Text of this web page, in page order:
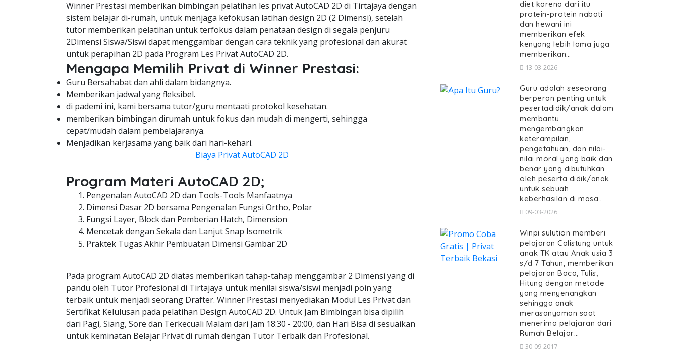
Winner Prestasi memberikan bimbingan pelatihan les privat AutoCAD 2D di Tirtajaya dengan
sistem belajar di-rumah, untuk menjaga kefokusan latihan design 2D (2 Dimensi), setelah
tutor memberikan pelatihan untuk terfokus dalam penataan design di segala penjuru
2Dimensi Siswa/Siswi dapat menggambar dengan cara teknik yang profesional dan akurat
untuk perapihan 2D pada Program Les Privat AutoCAD 2D.
Mengapa Memilih Privat di Winner Prestasi:
Guru Bersahabat dan ahli dalam bidangnya.
Memberikan jadwal yang fleksibel.
di pademi ini, kami bersama tutor/guru mentaati protokol kesehatan.
memberikan bimbingan dirumah untuk fokus dan mudah di mengerti, sehingga
cepat/mudah dalam pembelajaranya.
Menjadikan kerjasama yang baik dari hari-kehari.
Biaya Privat AutoCAD 2D
Program Materi AutoCAD 2D;
Pengenalan AutoCAD 2D dan Tools-Tools Manfaatnya
Dimensi Dasar 2D bersama Pengenalan Fungsi Ortho, Polar
Fungsi Layer, Block dan Pemberian Hatch, Dimension
Mencetak dengan Sekala dan Lanjut Snap Isometrik
Praktek Tugas Akhir Pembuatan Dimensi Gambar 2D
Pada program AutoCAD 2D diatas memberikan tahap-tahap menggambar 2 Dimensi yang di
pandu oleh Tutor Profesional di Tirtajaya untuk menilai siswa/siswi menjadi poin yang
terbaik untuk menjadi seorang Drafter. Winner Prestasi menyediakan Modul Les Privat dan
Sertifikat Kelulusan pada pelatihan Design AutoCAD 2D. Untuk Jam Bimbingan bisa dipilih
dari Pagi, Siang, Sore dan Terkecuali Malam dari Jam 18:30 - 20:00, dan Hari Bisa di sesuaikan
untuk keminatan Belajar Privat di rumah dengan Tutor Terbaik dan Profesional.
diet karena dari itu
protein-protein nabati
dan hewani ini
memberikan efek
kenyang lebih lama juga
memberikan…
13-03-2026
Guru adalah seseorang
berperan penting untuk
pesertadidik/anak dalam
membantu
mengembangkan
keterampilan,
pengetahuan, dan nilai-
nilai moral yang baik dan
benar yang dibutuhkan
oleh peserta didik/anak
untuk sebuah
keberhasilan di masa…
09-03-2026
Winpi sulution memberi
pelajaran Calistung untuk
anak TK atau Anak usia 3
s/d 7 Tahun, memberikan
pelajaran Baca, Tulis,
Hitung dengan metode
yang menyenangkan
sehingga anak
merasanyaman saat
menerima pelajaran dari
Rumah Belajar…
30-09-2017